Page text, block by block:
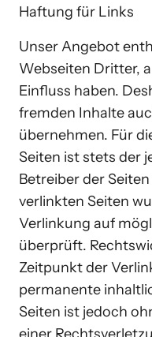
Haftung für Links
Unser Angebot
Webseiten Dritter,
Einfluss haben.
fremden Inhalte
übernehmen. Für
Seiten ist stets der
Betreiber der
verlinkten Seiten
Verlinkung auf
überprüft.
Zeitpunkt der
permanente
Seiten ist jedoch